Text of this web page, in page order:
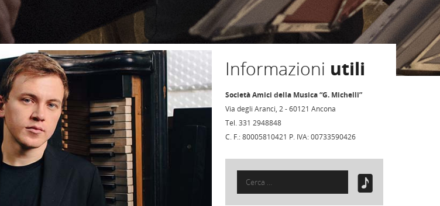
Informazioni utili
Società Amici della Musica “G. Michelli”
Via degli Aranci, 2 - 60121 Ancona
Tel. 331 2948848
C. F.: 80005810421 P. IVA: 00733590426
Ricerca